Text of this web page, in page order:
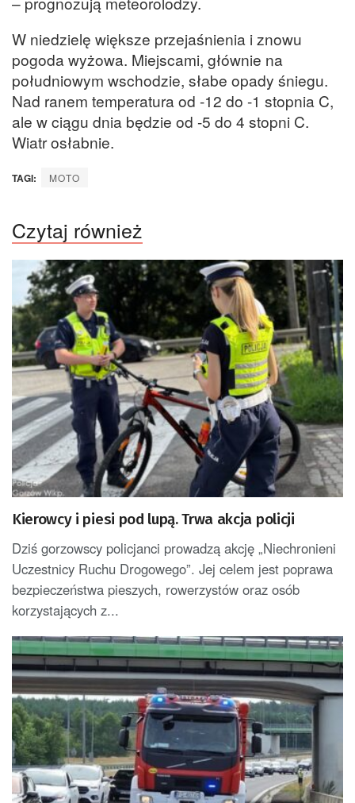
W niedzielę większe przejaśnienia i znowu
pogoda wyżowa. Miejscami, głównie na
południowym wschodzie, słabe opady śniegu.
Nad ranem temperatura od -12 do -1 stopnia C,
ale w ciągu dnia będzie od -5 do 4 stopni C.
Wiatr osłabnie.
TAGI: MOTO
Czytaj również
Kierowcy i piesi pod lupą. Trwa akcja policji
Dziś gorzowscy policjanci prowadzą akcję „Niechronieni
Uczestnicy Ruchu Drogowego”. Jej celem jest poprawa
bezpieczeństwa pieszych, rowerzystów oraz osób
korzystających z...